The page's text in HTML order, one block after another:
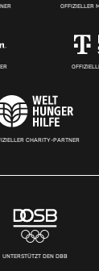
OFFIZIELLER
CHARITY-PARTNER
UNTERSTÜTZT DEN DBB